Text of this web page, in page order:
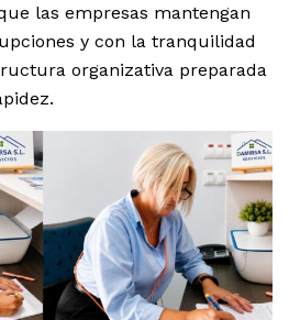
las empresas mantengan
y con la tranquilidad
organizativa preparada